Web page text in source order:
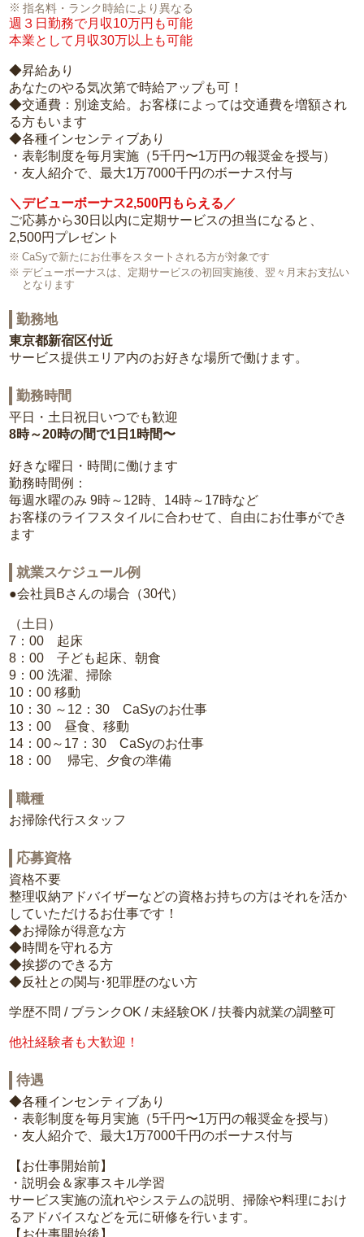
指名料・ランク時給により異なる
週３日勤務で月収10万円も可能
本業として月収30万以上も可能
◆昇給あり
あなたのやる気次第で時給アップも可！
◆交通費：別途支給。お客様によっては交通費を増額され
る方もいます
◆各種インセンティブあり
・表彰制度を毎月実施（5千円〜1万円の報奨金を授与）
・友人紹介で、最大1万7000千円のボーナス付与
＼デビューボーナス2,500円もらえる／
ご応募から30日以内に定期サービスの担当になると、
2,500円プレゼント
CaSyで新たにお仕事をスタートされる方が対象です
デビューボーナスは、定期サービスの初回実施後、翌々月末お支払い
となります
勤務地
東京都新宿区付近
サービス提供エリア内のお好きな場所で働けます。
勤務時間
平日・土日祝日いつでも歓迎
8時～20時の間で1日1時間〜
好きな曜日・時間に働けます
勤務時間例：
毎週水曜のみ 9時～12時、14時～17時など
お客様のライフスタイルに合わせて、自由にお仕事ができ
ます
就業スケジュール例
●会社員Bさんの場合（30代）
（土日）
7：00 起床
8：00 子ども起床、朝食
9：00 洗濯、掃除
10：00 移動
10：30 ～12：30 CaSyのお仕事
13：00 昼食、移動
14：00～17：30 CaSyのお仕事
18：00 帰宅、夕食の準備
職種
お掃除代行スタッフ
応募資格
資格不要
整理収納アドバイザーなどの資格お持ちの方はそれを活か
していただけるお仕事です！
◆お掃除が得意な方
◆時間を守れる方
◆挨拶のできる方
◆反社との関与･犯罪歴のない方
学歴不問 / ブランクOK / 未経験OK / 扶養内就業の調整可
他社経験者も大歓迎！
待遇
◆各種インセンティブあり
・表彰制度を毎月実施（5千円〜1万円の報奨金を授与）
・友人紹介で、最大1万7000千円のボーナス付与
【お仕事開始前】
・説明会＆家事スキル学習
サービス実施の流れやシステムの説明、掃除や料理におけ
るアドバイスなどを元に研修を行います。